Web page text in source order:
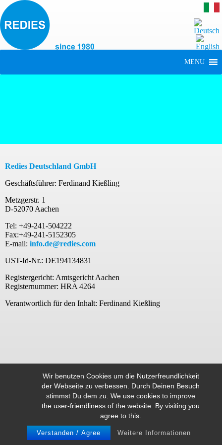
Wir benutzen Cookies um die Nutzerfreundlichkeit
der Webseite zu verbessen. Durch Deinen Besuch
stimmst Du dem zu. We use cookies to improve
the user-friendliness of the website. By visiting you
agree to this.
Verstanden / Agree Weitere Informationen
MENU
Redies Deutschland GmbH
Geschäftsführer: Ferdinand Kießling
Metzgerstr. 1
D-52070 Aachen
Tel: +49-241-504222
Fax:+49-241-5152305
E-mail: info.de@redies.com
UST-Id-Nr.: DE194134831
Registergericht: Amtsgericht Aachen
Registernummer: HRA 4264
Verantwortlich für den Inhalt: Ferdinand Kießling
© REDIES 2026 IMPRESSUM DATENSCHUTZERKLÄRUNG